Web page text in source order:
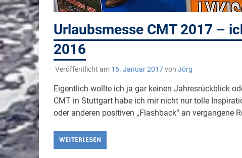
Urlaubsmesse CMT 2017 –
2016
Veröffentlicht am 16. Januar 2017von Jörg
Eigentlich wollte ich ja gar keinen Jahresrückblick
CMT in Stuttgart habe ich mir nicht nur tolle
oder anderen positiven „Flashback“ an vergangene
WEITERLESEN